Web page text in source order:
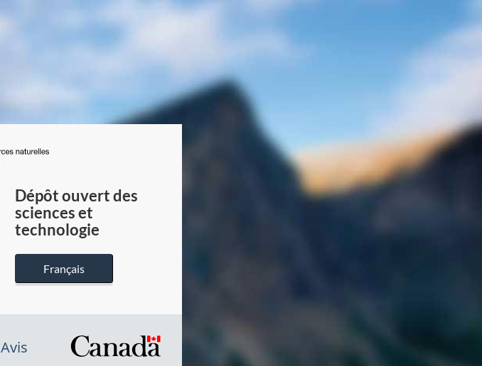
du
Canada
Dépôt ouvert des
sciences et
technologie
Français
Avis
/